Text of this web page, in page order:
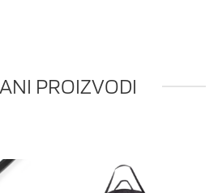
PROIZVODI